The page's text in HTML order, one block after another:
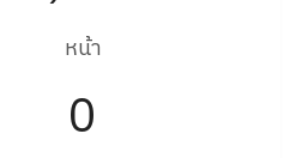
หน้า
0